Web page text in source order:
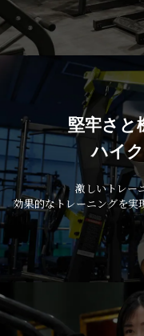
堅牢さと
ハイ
激しいトレー
効果的なトレーニングを実